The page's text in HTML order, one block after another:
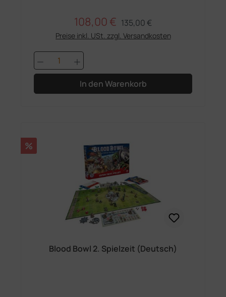
Verkaufspreis:
108,00 € Regulärer Preis:
135,00 €
Preise inkl. USt. zzgl. Versandkosten
Produkt Anzahl: Gib den
In den Warenkorb
Rabatt
%
Blood Bowl 2. Spielzeit (Deutsch)